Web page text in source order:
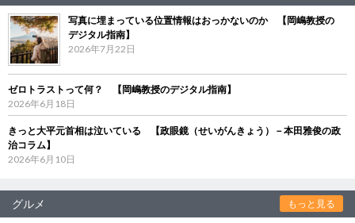
写真に埋まっている位置情報はおっかないのか 【岡嶋教授の
デジタル指南】
2026年7月22日
ゼロトラストって何？ 【岡嶋教授のデジタル指南】
2026年6月18日
きっと大平元首相は泣いている 【政眼鏡（せいがんきょう）－本田雅俊の政
治コラム】
2026年6月10日
グルメ もっと見る